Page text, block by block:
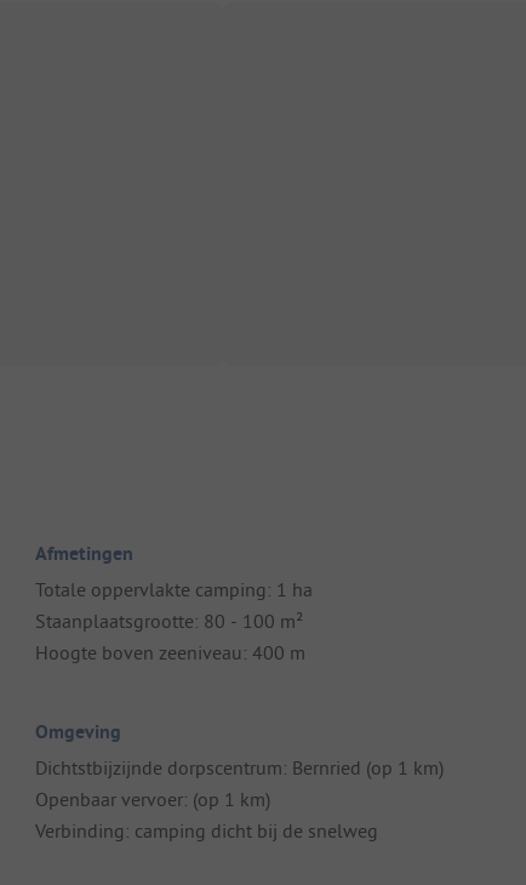
Afmetingen
Totale oppervlakte camping: 1 ha
Staanplaatsgrootte: 80 - 100 m²
Hoogte boven zeeniveau: 400 m
Omgeving
Dichtstbijzijnde dorpscentrum: Bernried (op 1 km)
Openbaar vervoer: (op 1 km)
Verbinding: camping dicht bij de snelweg